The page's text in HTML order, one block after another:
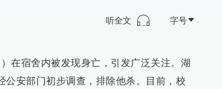
听全文 字号
在宿舍内被发现身亡，引发广泛关注。湖
公安部门初步调查，排除他杀。目前，校